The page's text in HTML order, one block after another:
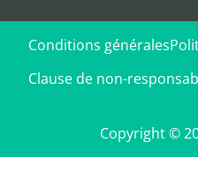
Conditions générales
Clause de non-
Copyright ©